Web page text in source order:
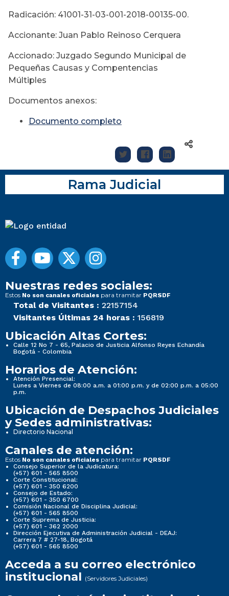
Radicación: 41001-31-03-001-2018-00135-00.
Accionante: Juan Pablo Reinoso Cerquera
Accionado: Juzgado Segundo Municipal de
Pequeñas Causas y Compentencias
Múltiples
Documentos anexos:
Documento completo
Rama Judicial
Nuestras redes sociales:
Estos No son canales oficiales para tramitar PQRSDF
Total de Visitantes : 22157154
Visitantes Últimas 24 horas : 156819
Ubicación Altas Cortes:
Calle 12 No 7 - 65, Palacio de Justicia Alfonso Reyes Echandía
Bogotá - Colombia
Horarios de Atención:
Atención Presencial:
Lunes a Viernes de 08:00 a.m. a 01:00 p.m. y de 02:00 p.m. a 05:00
p.m.
Ubicación de Despachos Judiciales
y Sedes administrativas:
Directorio Nacional
Canales de atención:
Estos No son canales oficiales para tramitar PQRSDF
Consejo Superior de la Judicatura:
(+57) 601 - 565 8500
Corte Constitucional:
(+57) 601 - 350 6200
Consejo de Estado:
(+57) 601 - 350 6700
Comisión Nacional de Disciplina Judicial:
(+57) 601 - 565 8500
Corte Suprema de Justicia:
(+57) 601 - 362 2000
Dirección Ejecutiva de Administración Judicial - DEAJ:
Carrera 7 # 27-18, Bogotá
(+57) 601 - 565 8500
Acceda a su correo electrónico
institucional (Servidores Judiciales)